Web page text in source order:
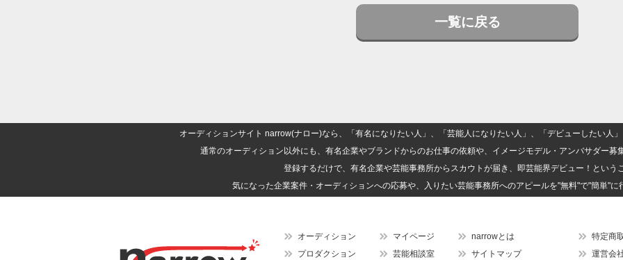
一覧に戻る
オーディションサイト narrow(ナロー)なら、「有名になりたい人」、「芸能人になりたい人」、「デビューしたい人
通常のオーディション以外にも、有名企業やブランドからのお仕事の依頼や、イメージモデル・アンバサダー募
登録するだけで、有名企業や芸能事務所からスカウトが届き、即芸能界デビュー！という
気になった企業案件・オーディションへの応募や、入りたい芸能事務所へのアピールを"無料"で"簡単"に
オーディション
プロダクション
マイページ
芸能相談室
narrowとは
サイトマップ
特定商
運営会